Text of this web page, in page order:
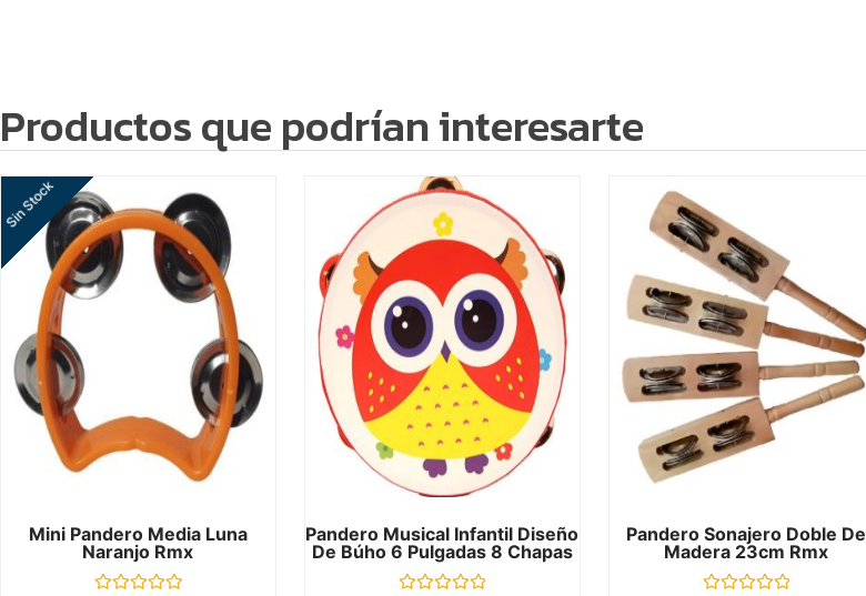
Productos que podrían interesarte
Mini Pandero Media Luna
Naranjo Rmx
Sin Stock
Pandero Musical Infantil Diseño
De Búho 6 Pulgadas 8 Chapas
Pandero Sonajero Doble De
Madera 23cm Rmx